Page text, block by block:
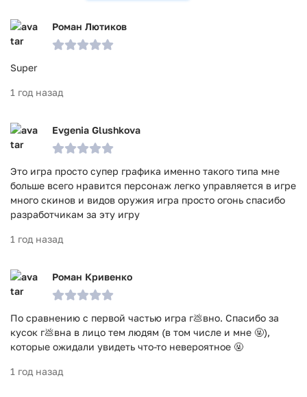
последним сигнатурам заражения файлов не выявлено.
Роман Лютиков
Super
1 год назад
Evgenia Glushkova
Это игра просто супер графика именно такого типа мне
больше всего нравится персонаж легко управляется в игре
много скинов и видов оружия игра просто огонь спасибо
разработчикам за эту игру
1 год назад
Роман Кривенко
По сравнению с первой частью игра г💩вно. Спасибо за
кусок г💩вна в лицо тем людям (в том числе и мне 🤬),
которые ожидали увидеть что-то невероятное 🤬
1 год назад